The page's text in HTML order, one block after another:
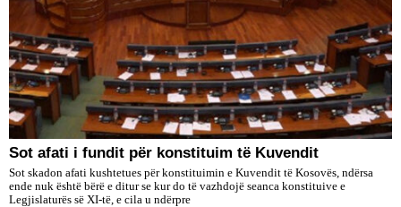
​Sot afati i fundit për konstituim të Kuvendit
Sot skadon afati kushtetues për konstituimin e Kuvendit të Kosovës, ndërsa
ende nuk është bërë e ditur se kur do të vazhdojë seanca konstituive e
Legjislaturës së XI-të, e cila u ndërpre